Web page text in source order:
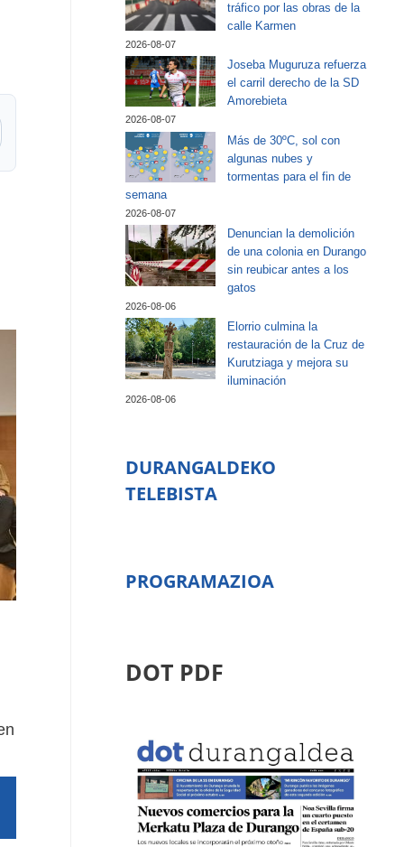
tráfico por las obras de la
calle Karmen
2026-08-07
Joseba Muguruza refuerza
el carril derecho de la SD
Amorebieta
2026-08-07
Más de 30ºC, sol con
algunas nubes y
tormentas para el fin de
semana
2026-08-07
Denuncian la demolición
de una colonia en Durango
sin reubicar antes a los
gatos
2026-08-06
Elorrio culmina la
restauración de la Cruz de
Kurutziaga y mejora su
iluminación
2026-08-06
DURANGALDEKO
TELEBISTA
PROGRAMAZIOA
DOT PDF